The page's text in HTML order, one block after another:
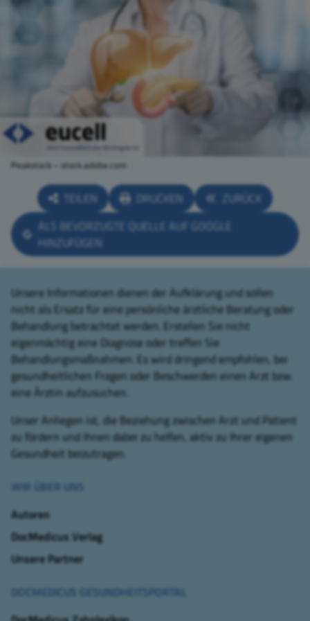
Peakstock – stock.adobe.com
TEILEN DRUCKEN
ZURÜCK
ALS BEVORZUGTE QUELLE AUF GOOGLE
HINZUFÜGEN
Unsere Informationen dienen der Aufklärung und sollen
nicht als Ersatz für eine persönliche ärztliche Beratung oder
Behandlung betrachtet werden. Erstellen Sie nicht
eigenmächtig eine Diagnose oder treffen Sie
Behandlungsmaßnahmen. Es wird dringend empfohlen, bei
gesundheitlichen Fragen oder Beschwerden einen Arzt bzw.
eine Ärztin aufzusuchen.
Unser Anliegen ist, die Beziehung zwischen Arzt und Patient
zu fördern und Ihnen dabei zu helfen, aktiv zu Ihrer eigenen
Gesundheit beizutragen.
WIR ÜBER UNS
Autoren
DocMedicus Verlag
Unsere Partner
DOCMEDICUS GESUNDHEITSPORTAL